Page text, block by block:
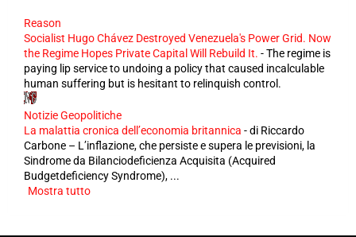
Reason
Socialist Hugo Chávez Destroyed Venezuela's Power Grid. Now
the Regime Hopes Private Capital Will Rebuild It. -The regime is
paying lip service to undoing a policy that caused incalculable
human suffering but is hesitant to relinquish control.
Notizie Geopolitiche
La malattia cronica dell’economia britannica -di Riccardo
Carbone – L’inflazione, che persiste e supera le previsioni, la
Sindrome da Bilanciodeficienza Acquisita (Acquired
Budgetdeficiency Syndrome), ...
Mostra tutto